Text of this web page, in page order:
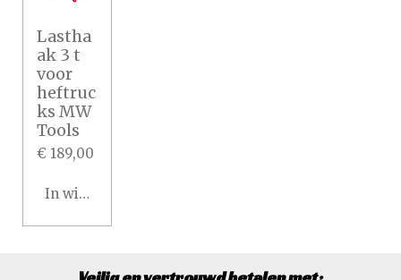
Lastha
ak 3 t
voor
heftruc
ks MW
Tools
€ 189,00
In winkelwagen